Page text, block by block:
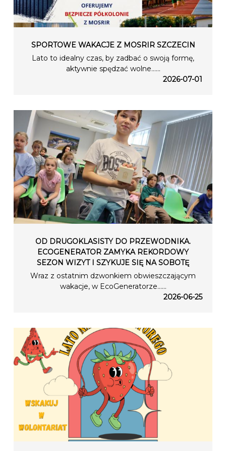
SPORTOWE WAKACJE Z MOSRIR SZCZECIN
Lato to idealny czas, by zadbać o swoją formę,
aktywnie spędzać wolne…...
2026-07-01
OD DRUGOKLASISTY DO PRZEWODNIKA.
ECOGENERATOR ZAMYKA REKORDOWY
SEZON WIZYT I SZYKUJE SIĘ NA SOBOTĘ
Wraz z ostatnim dzwonkiem obwieszczającym
wakacje, w EcoGeneratorze…...
2026-06-25